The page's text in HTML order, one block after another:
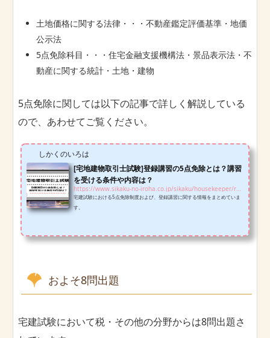
土地価格に関する法律・・・不動産鑑定評価基準・地価
公示法
5点免除科目・・・住宅金融支援機構法・景品表示法・不
動産に関する統計・土地・建物
5点免除に関しては以下の記事で詳しく解説している
ので、あわせてご覧ください。
しかくのいろは
[宅地建物取引士試験]登録講習の5点免除とは？講習
を受ける条件や内容は？
https://www.sikaku-no-iroha.co.jp/sikaku/housekeeper/registration-class-hk
宅建試験における5点免除制度および、登録講習に関する情報をまとめていま
す。
およそ8問出題
宅建試験において税・その他の分野からは8問出題さ